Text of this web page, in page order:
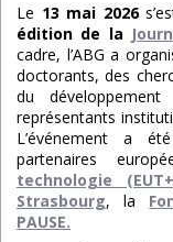
Le 13 mai 2026
édition de la
cadre, l’ABG a
doctorants, des
du
représentants
L’événement a
partenaires
technologie
Strasbourg, la
PAUSE.